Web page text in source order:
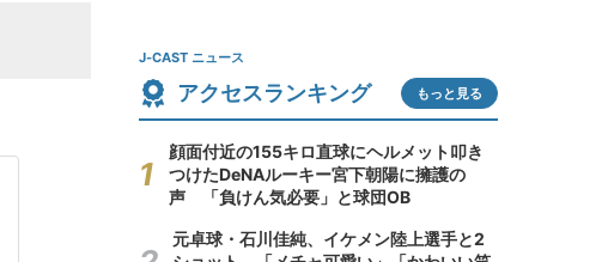
J-CAST ニュース
アクセスランキング もっと見る
顔面付近の155キロ直球にヘルメット叩き
つけたDeNAルーキー宮下朝陽に擁護の
声 「負けん気必要」と球団OB
元卓球・石川佳純、イケメン陸上選手と2